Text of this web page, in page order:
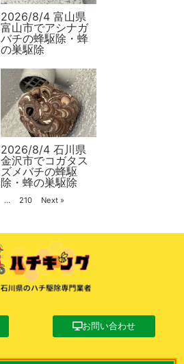
2026/8/4 富山県
富山市でアシナガ
バチの蜂駆除・蜂
の巣駆除
2026/8/4 石川県
金沢市でコガタス
ズメバチの蜂駆
除・蜂の巣駆除
… 210 Next »
お問い合わせ